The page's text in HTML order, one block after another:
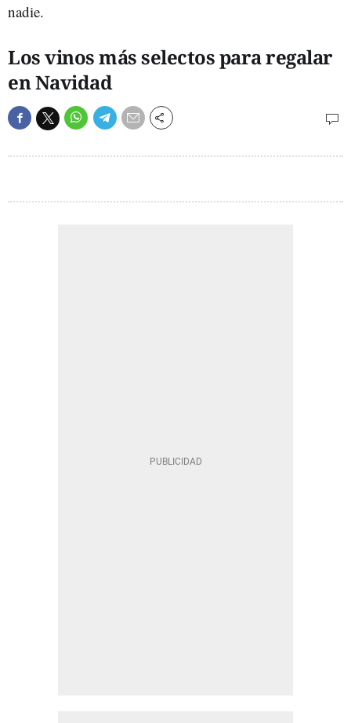
nadie.
Los vinos más selectos para regalar
en Navidad